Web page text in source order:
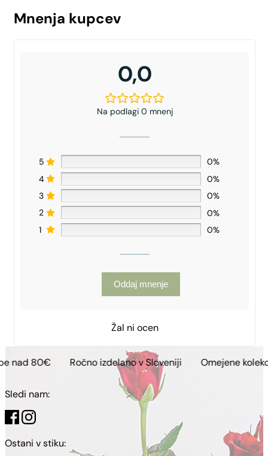
Mnenja kupcev
0,0
Na podlagi 0 mnenj
5
0%
4
0%
3
0%
2
0%
1
0%
Oddaj mnenje
Žal ni ocen
Ročno izdelano v Sloveniji Omejene kolekcije
Sledi nam:
Ostani v stiku: